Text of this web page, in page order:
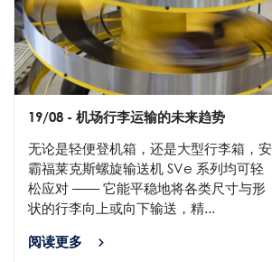
19/08 - 机场行李运输的未来趋势
无论是轻便登机箱，还是大型行李箱，安
霸福莱克斯螺旋输送机 SVe 系列均可轻
松应对 —— 它能平稳地将各类尺寸与形
状的行李向上或向下输送，精...
阅读更多